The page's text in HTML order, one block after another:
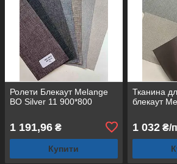
Ролети Блекаут Melange
BO Silver 11 900*800
1 191,96 ₴
Купити
Тканина
блекаут
1 032₴/